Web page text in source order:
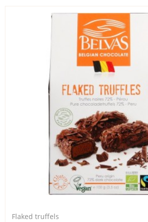
Flaked truffels